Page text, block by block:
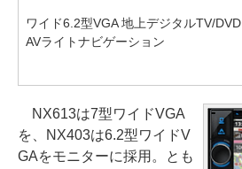
ワイド6.2型VGA 地上デジタルTV/DVD
AVライトナビゲーション
NX613は7型ワイドVGA
を、NX403は6.2型ワイドV
GAをモニターに採用。とも